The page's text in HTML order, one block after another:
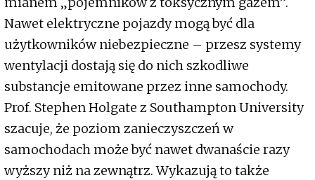
Nawet elektryczne pojazdy mogą być dla
użytkowników niebezpieczne – przesz systemy
wentylacji dostają się do nich szkodliwe
substancje emitowane przez inne samochody.
Prof. Stephen Holgate z Southampton University
szacuje, że poziom zanieczyszczeń w
samochodach może być nawet dwanaście razy
wyższy niż na zewnątrz. Wykazują to także